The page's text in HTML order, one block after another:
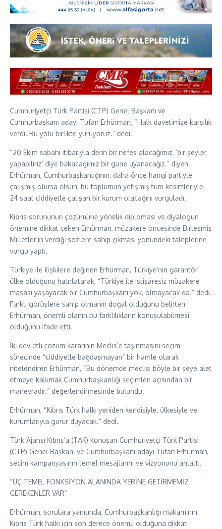
Cumhuriyetçi Türk Partisi (CTP) Genel Başkanı ve
Cumhurbaşkanı adayı Tufan Erhürman, “Halk davetimize karşılık
verdi. Bu yolu birlikte yürüyoruz.” dedi.
“20 Ekim sabahı itibarıyla derin bir nefes alacağımız, ‘bir şeyler
yapabiliriz’ diye bakacağımız bir güne uyanacağız.” diyen
Erhürman, Cumhurbaşkanlığının, daha önce hangi partiyle
çalışmış olursa olsun, bu toplumun yetişmiş tüm kesimleriyle
24 saat ciddiyetle çalışan bir kurum olacağını vurguladı.
Kıbrıs sorununun çözümüne yönelik diplomasi ve diyalogun
önemine dikkat çeken Erhürman, müzakere öncesinde Birleşmiş
Milletler’in verdiği sözlere sahip çıkması yönündeki taleplerine
vurgu yaptı.
Türkiye ile ilişkilere değinen Erhürman, Türkiye’nin garantör
ülke olduğunu hatırlatarak, “Türkiye ile istişaresiz müzakere
masası yaşayacak bir Cumhurbaşkanı yok, olmayacak da.” dedi.
Farklı görüşlere sahip olmanın doğal olduğunu belirten
Erhürman, önemli olanın bu farklılıkların konuşulabilmesi
olduğunu ifade etti.
İki devletli çözüm kararının Meclis’e taşınmasını seçim
sürecinde “ciddiyetle bağdaşmayan” bir hamle olarak
nitelendiren Erhürman, “Bu dönemde meclisi böyle bir şeye alet
etmeye kalkmak Cumhurbaşkanlığı seçimleri açısından bir
manevradır.” değerlendirmesinde bulundu.
Erhürman, “Kıbrıs Türk halkı yeniden kendisiyle, ülkesiyle ve
kurumlarıyla gurur duyacak.” dedi.
Türk Ajansı Kıbrıs’a (TAK) konuşan Cumhuriyetçi Türk Partisi
(CTP) Genel Başkanı ve Cumhurbaşkanı adayı Tufan Erhürman,
seçim kampanyasının temel mesajlarını ve vizyonunu anlattı.
“ÜÇ TEMEL FONKSİYON ALANINDA YERİNE GETİRMEMİZ
GEREKENLER VAR”
Erhürman, sorulara yanıtında, Cumhurbaşkanlığı makamının
Kıbrıs Türk halkı için son derece önemli olduğuna dikkat